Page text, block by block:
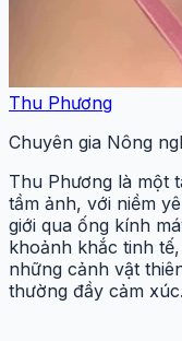
Thu Phương
Chuyên gia Nông
Thu Phương là một
tầm ảnh, với niềm
giới qua ống kính
khoảnh khắc tinh
những cảnh vật
thường đầy cảm xúc.